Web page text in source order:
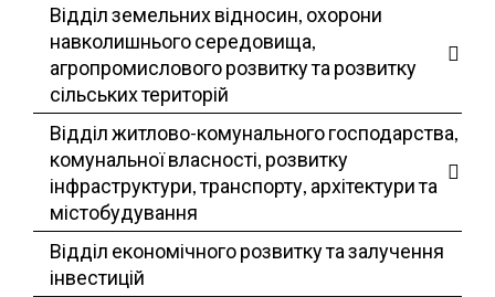
Відділ земельних відносин, охорони
навколишнього середовища,
агропромислового розвитку та розвитку
сільських територій
Відділ житлово-комунального господарства,
комунальної власності, розвитку
інфраструктури, транспорту, архітектури та
містобудування
Відділ економічного розвитку та залучення
інвестицій